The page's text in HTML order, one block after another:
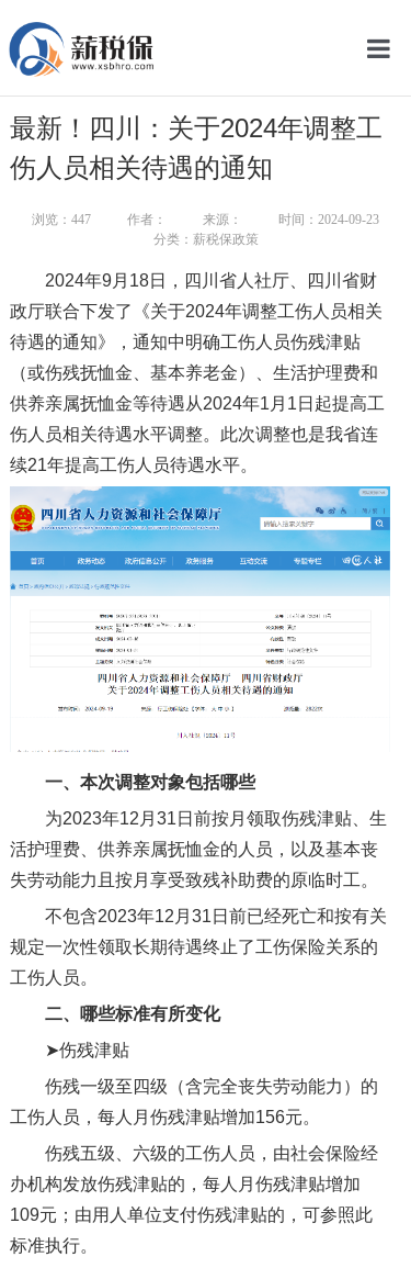
网
最新！四川：关于2024年调整工
伤人员相关待遇的通知
浏览： 447 作者： 来源：
时间：2024-09-23
分类：薪税保政策
2024年9月18日，四川省人社厅、四川省财
政厅联合下发了《关于2024年调整工伤人员相关
待遇的通知》，通知中明确工伤人员伤残津贴
（或伤残抚恤金、基本养老金）、生活护理费和
供养亲属抚恤金等待遇从2024年1月1日起提高工
伤人员相关待遇水平调整。此次调整也是我省连
续21年提高工伤人员待遇水平。
一、本次调整对象包括哪些
为2023年12月31日前按月领取伤残津贴、生
活护理费、供养亲属抚恤金的人员，以及基本丧
失劳动能力且按月享受致残补助费的原临时工。
不包含2023年12月31日前已经死亡和按有关
规定一次性领取长期待遇终止了工伤保险关系的
工伤人员。
二、 哪些标准有所变化
➤伤残津贴
伤残一级至四级（含完全丧失劳动能力）的
工伤人员，每人月伤残津贴增加156元。
伤残五级、六级的工伤人员，由社会保险经
办机构发放伤残津贴的，每人月伤残津贴增加
109元；由用人单位支付伤残津贴的，可参照此
标准执行。